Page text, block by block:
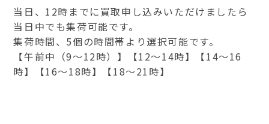
当日、12時までに買取申し込みいただけましたら
当日中でも集荷可能です。
集荷時間、5個の時間帯より選択可能です。
【午前中（9～12時）】【12～14時】【14～16
時】【16～18時】【18～21時】